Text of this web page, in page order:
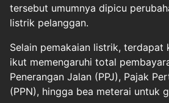
tersebut umumnya dipicu
listrik pelanggan.
Selain pemakaian listrik, terdapat
ikut memengaruhi total
Penerangan Jalan (PPJ), Pajak
(PPN), hingga bea meterai untuk